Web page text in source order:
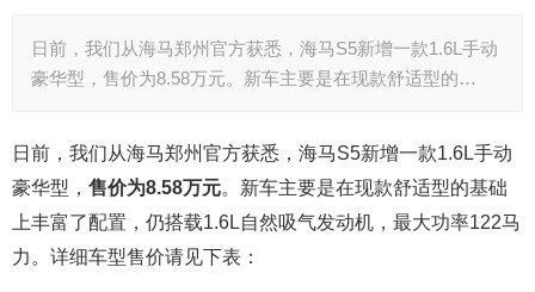
日前，我们从海马郑州官方获悉，海马S5新增一款1.6L手动
豪华型，售价为8.58万元。新车主要是在现款舒适型的…
日前，我们从海马郑州官方获悉，海马S5新增一款1.6L手动
豪华型， 售价为8.58万元。新车主要是在现款舒适型的基础
上丰富了配置，仍搭载1.6L自然吸气发动机，最大功率122马
力。详细车型售价请见下表：